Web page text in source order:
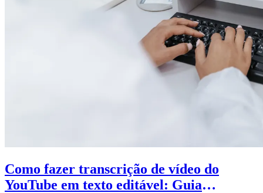
Como fazer transcrição de vídeo do
YouTube em texto editável: Guia